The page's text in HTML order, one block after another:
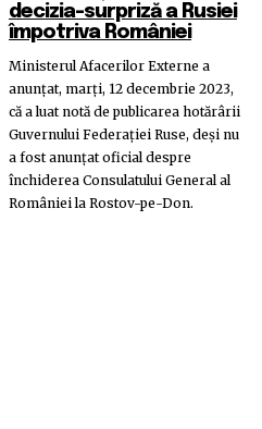
decizia-surpriză a Rusiei
împotriva României
Ministerul Afacerilor Externe a
anunţat, marţi, 12 decembrie 2023,
că a luat notă de publicarea hotărârii
Guvernului Federaţiei Ruse, deși nu
a fost anunţat oficial despre
închiderea Consulatului General al
României la Rostov-pe-Don.